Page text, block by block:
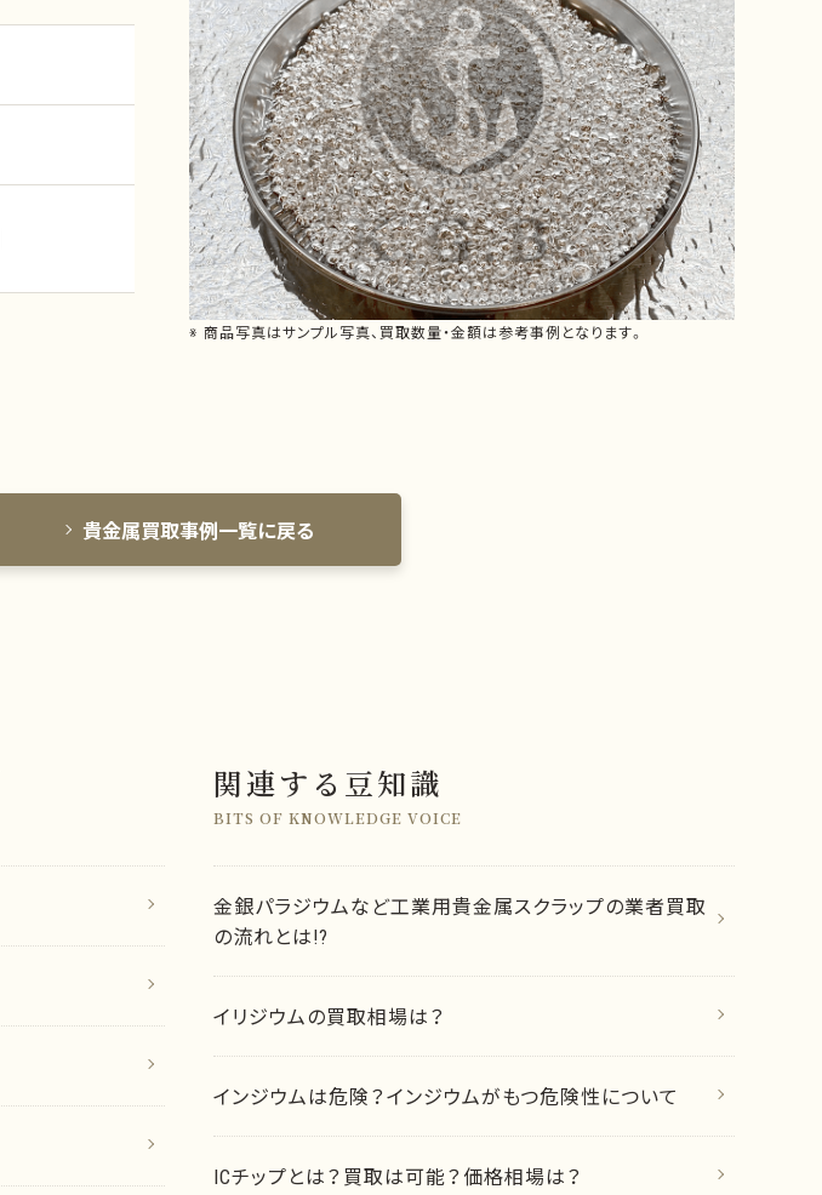
※ 商品写真はサンプル写真、買取数量・金額は参考事例となります。
貴金属買取事例一覧に戻る
関連する豆知識
BITS OF KNOWLEDGE VOICE
金銀パラジウムなど工業用貴金属スクラップの業者買取
の流れとは!?
イリジウムの買取相場は？
インジウムは危険？インジウムがもつ危険性について
ICチップとは？買取は可能？価格相場は？